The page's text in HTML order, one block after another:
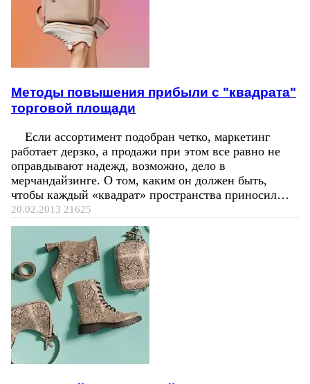
Методы повышения прибыли с "квадрата"
торговой площади
Если ассортимент подобран четко, маркетинг
работает дерзко, а продажи при этом все равно не
оправдывают надежд, возможно, дело в
мерчандайзинге. О том, каким он должен быть,
чтобы каждый «квадрат» пространства приносил…
20.02.2013 21625